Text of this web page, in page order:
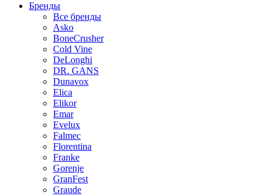
Бренды
Все бренды
Asko
BoneCrusher
Cold Vine
DeLonghi
DR. GANS
Dunavox
Elica
Elikor
Emar
Evelux
Falmec
Florentina
Franke
Gorenje
GranFest
Graude